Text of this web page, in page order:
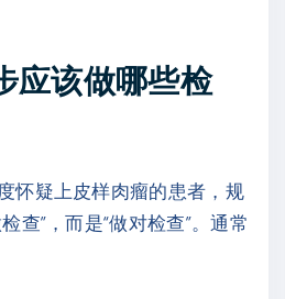
应该做哪些检
怀疑上皮样肉瘤的患者，规
查”，而是“做对检查”。通常